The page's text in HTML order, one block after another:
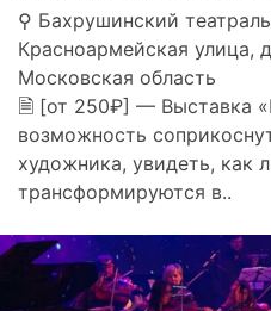
⚲ Бахрушинский
Красноармейская улица,
Московская область
🗎 [от 250₽] — Выставка
возможность
художника, увидеть, как
трансформируются в..